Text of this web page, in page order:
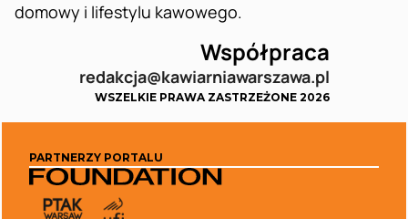
domowy i lifestylu kawowego.
Współpraca
redakcja@kawiarniawarszawa.pl
WSZELKIE PRAWA ZASTRZEŻONE 2026
PARTNERZY PORTALU